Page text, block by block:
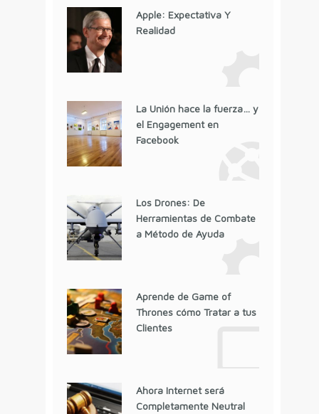
Apple: Expectativa Y
Realidad
La Unión hace la fuerza… y
el Engagement en
Facebook
Los Drones: De
Herramientas de Combate
a Método de Ayuda
Aprende de Game of
Thrones cómo Tratar a tus
Clientes
Ahora Internet será
Completamente Neutral